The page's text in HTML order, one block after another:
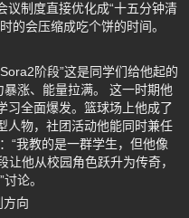
议制度直接优化成“十五分钟清
的会压缩成吃个饼的时间。
阶段”这是同学们给他起的
暴涨、能量拉满。 这一时期他
习全面爆发。篮球场上他成了
人物，社团活动他能同时兼任
“我教的是一群学生，但他像
让他从校园角色跃升为传奇，
论。
方向